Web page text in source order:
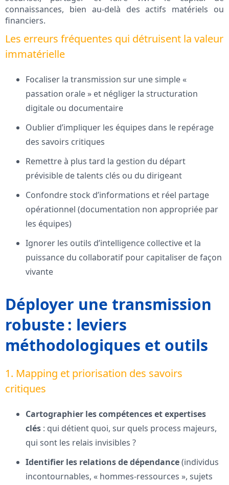
connaissances, bien au-delà des actifs matériels ou
financiers.
Les erreurs fréquentes qui détruisent la valeur
immatérielle
Focaliser la transmission sur une simple «
passation orale » et négliger la structuration
digitale ou documentaire
Oublier d’impliquer les équipes dans le repérage
des savoirs critiques
Remettre à plus tard la gestion du départ
prévisible de talents clés ou du dirigeant
Confondre stock d’informations et réel partage
opérationnel (documentation non appropriée par
les équipes)
Ignorer les outils d’intelligence collective et la
puissance du collaboratif pour capitaliser de façon
vivante
Déployer une transmission
robuste : leviers
méthodologiques et outils
1. Mapping et priorisation des savoirs
critiques
Cartographier les compétences et expertises
clés : qui détient quoi, sur quels process majeurs,
qui sont les relais invisibles ?
Identifier les relations de dépendance(individus
incontournables, « hommes-ressources », sujets